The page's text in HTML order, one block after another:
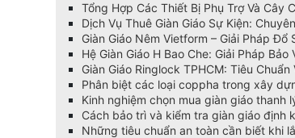
Tổng Hợp Các Thiết Bị Phụ Trợ Và
Dịch Vụ Thuê Giàn Giáo Sự Kiện:
Giàn Giáo Nêm Vietform – Giải Pháp
Hệ Giàn Giáo H Bao Che: Giải Pháp
Giàn Giáo Ringlock TPHCM: Tiêu
Phân biệt các loại coppha trong xây
Kinh nghiệm chọn mua giàn giáo thanh
Cách bảo trì và kiểm tra giàn giáo định
Những tiêu chuẩn an toàn cần biết khi